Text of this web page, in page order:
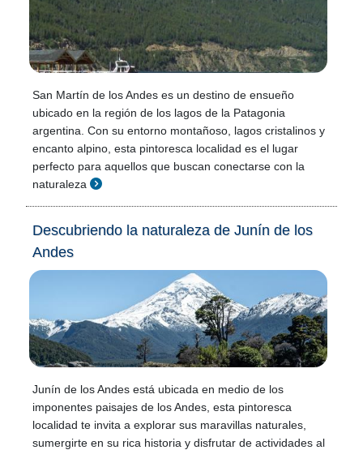
San Martín de los Andes es un destino de ensueño
ubicado en la región de los lagos de la Patagonia
argentina. Con su entorno montañoso, lagos cristalinos y
encanto alpino, esta pintoresca localidad es el lugar
perfecto para aquellos que buscan conectarse con la
naturaleza
Descubriendo la naturaleza de Junín de los
Andes
Junín de los Andes está ubicada en medio de los
imponentes paisajes de los Andes, esta pintoresca
localidad te invita a explorar sus maravillas naturales,
sumergirte en su rica historia y disfrutar de actividades al